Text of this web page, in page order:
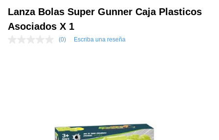
Lanza Bolas Super Gunner Caja Plasticos
Asociados X 1
(0) Escriba una reseña